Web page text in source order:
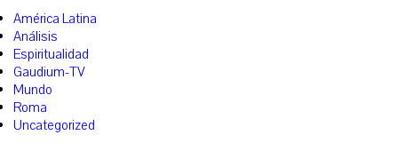
América Latina
Análisis
Espiritualidad
Gaudium-TV
Mundo
Roma
Uncategorized